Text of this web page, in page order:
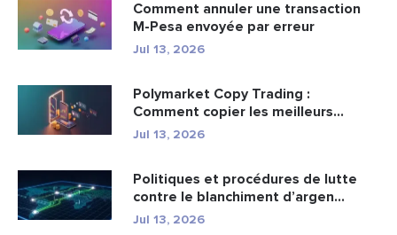
Comment annuler une transaction
M-Pesa envoyée par erreur
Jul 13, 2026
Polymarket Copy Trading :
Comment copier les meilleurs
portefeuil...
Jul 13, 2026
Politiques et procédures de lutte
contre le blanchiment d’argen...
Jul 13, 2026